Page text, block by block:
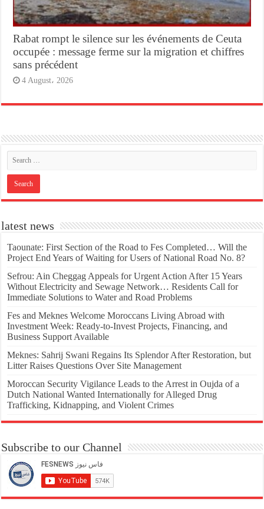
Rabat rompt le silence sur les événements de Ceuta
occupée : message ferme sur la migration et chiffres
sans précédent
4 August، 2026
latest news
Taounate: First Section of the Road to Fes Completed… Will the
Project End Years of Waiting for Users of National Road No. 8?
Sefrou: Ain Cheggag Appeals for Urgent Action After 15 Years
Without Electricity and Sewage Network… Residents Call for
Immediate Solutions to Water and Road Problems
Fes and Meknes Welcome Moroccans Living Abroad with
Investment Week: Ready-to-Invest Projects, Financing, and
Business Support Available
Meknes: Sahrij Swani Regains Its Splendor After Restoration, but
Litter Raises Questions Over Site Management
Moroccan Security Vigilance Leads to the Arrest in Oujda of a
Dutch National Wanted Internationally for Alleged Drug
Trafficking, Kidnapping, and Violent Crimes
Subscribe to our Channel